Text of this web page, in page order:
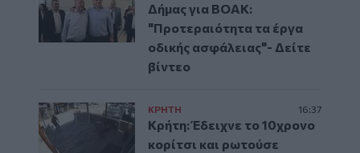
Δήμας για ΒΟΑΚ:
"Προτεραιότητα τα έργα
οδικής ασφάλειας"- Δείτε
βίντεο
ΚΡΗΤΗ 16:37
Κρήτη: Έδειχνε το 10χρονο
κορίτσι και ρωτούσε